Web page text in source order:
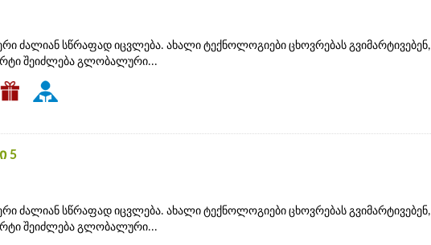
ძალიან სწრაფად იცვლება. ახალი ტექნოლოგიები ცხოვრებას გვიმარტივებენ,
შეიძლება გლობალური...
5
ძალიან სწრაფად იცვლება. ახალი ტექნოლოგიები ცხოვრებას გვიმარტივებენ,
შეიძლება გლობალური...